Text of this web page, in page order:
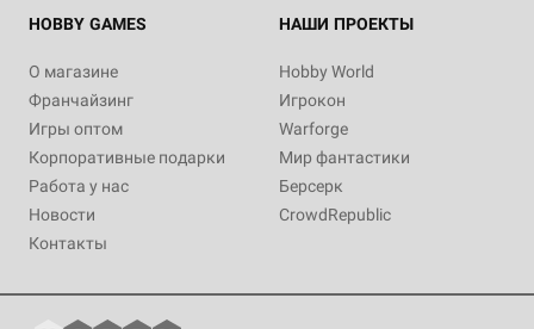
HOBBY GAMES
О магазине
Франчайзинг
Игры оптом
Корпоративные подарки
Работа у нас
Новости
Контакты
НАШИ ПРОЕКТЫ
Hobby World
Игрокон
Warforge
Мир фантастики
Берсерк
CrowdRepublic